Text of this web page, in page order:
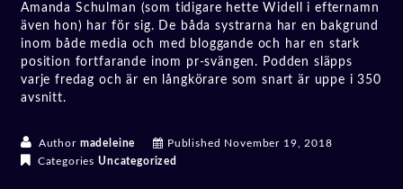
Amanda Schulman (som tidigare hette Widell i efternamn
även hon) har för sig. De båda systrarna har en bakgrund
inom både media och med bloggande och har en stark
position fortfarande inom pr-svängen. Podden släpps
varje fredag och är en långkörare som snart är uppe i 350
avsnitt.
Author madeleine Published November 19, 2018
CategoriesUncategorized